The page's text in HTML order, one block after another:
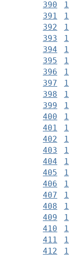
390
1
391
1
392
1
393
1
394
1
395
1
396
1
397
1
398
1
399
1
400
1
401
1
402
1
403
1
404
1
405
1
406
1
407
1
408
1
409
1
410
1
411
1
412
1